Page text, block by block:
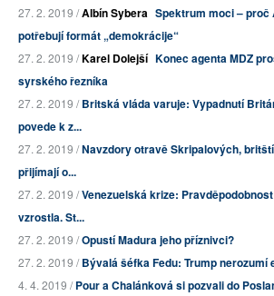
27. 2. 2019 /Albín Sybera Spektrum moci – proč
potřebují formát „demokrácije“
27. 2. 2019 /Karel Dolejší Konec agenta MDZ
syrského řezníka
27. 2. 2019 /Britská vláda varuje: Vypadnutí
povede k z...
27. 2. 2019 /Navzdory otravě Skripalových,
přijímají o...
27. 2. 2019 /Venezuelská krize:
vzrostla. St...
27. 2. 2019 /Opustí Madura jeho příznivci?
27. 2. 2019 /Bývalá šéfka Fedu: Trump nerozumí
4. 4. 2019 /Pour a Chalánková si pozvali do